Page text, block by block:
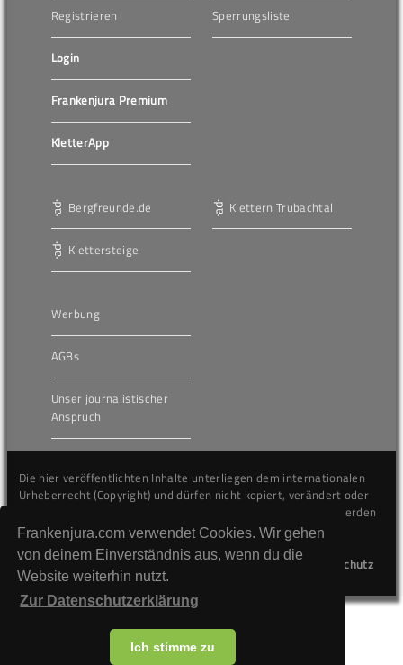
Frankenjura.com verwendet Cookies. Wir gehen
von deinem Einverständnis aus, wenn du die
Website weiterhin nutzt.
Zur Datenschutzerklärung
Ich stimme zu
Registrieren
Login
Frankenjura Premium
KletterApp
Sperrungsliste
Bergfreunde.de
Klettersteige
Klettern Trubachtal
Werbung
AGBs
Unser journalistischer
Anspruch
Die hier veröffentlichten Inhalte unterliegen dem internationalen
Urheberrecht (Copyright) und dürfen nicht kopiert, verändert oder
unverändert wiederveröffentlicht werden. Gegen Verstöße werden
wir auf juristischem Wege vorgehen.
Kontakt
Impressum Datenschutz